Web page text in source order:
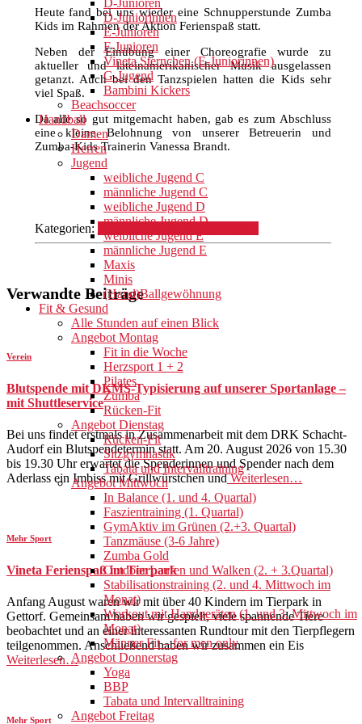
D-Junioren
D-Juniorinnen
E-Junioren
F-Junioren
Vineta Sternchen (E-Juniorinnen)
G-Jugend
Bambini Kickers
Beachsoccer
Handball
Damen
Herren
Jugend
weibliche Jugend C
männliche Jugend C
weibliche Jugend D
männliche Jugend D
weibliche Jugend E
männliche Jugend E
Maxis
Minis
(Hand)Ballgewöhnung
Fit & Gesund
Alle Stunden auf einen Blick
Angebot Montag
Fit in die Woche
Herzsport 1 + 2
Pilates
Zumba
Rücken-Fit
Angebot Dienstag
Rücken-Fit
Sitzgymnastik
Tabata und Intervalltraining
Angebot Mittwoch
In Balance (1. und 4. Quartal)
Faszientraining (1. Quartal)
GymAktiv im Grünen (2.+3. Quartal)
Tanzmäuse (3-6 Jahre)
Zumba Gold
Outdoor Laufen und Walken (2. + 3.Quartal)
Stabilisationstraining (2. und 4. Mittwoch im
Monat)
Workout mit Handgeräten (1. und 3. Mittwoch im
Monat)
Männer Fit – for men only
Angebot Donnerstag
Yoga
BBP
Tabata und Intervalltraining
Angebot Freitag
Heute fand bei uns wieder eine Schnupperstunde Zumba
Kids im Rahmen der Aktion Ferienspaß statt.
Neben der Einübung einer Choreografie wurde zu
aktueller und lateinamerikanischer Musik ausgelassen
getanzt. Auch bei den Tanzspielen hatten die Kids sehr
viel Spaß.
Da alle so gut mitgemacht haben, gab es zum Abschluss
eine kleine Belohnung von unserer Betreuerin und
Zumba-Kids Trainerin Vanessa Brandt.
Kategorien:
Verwandte Beiträge
Verein
Blutspende mit DKMS-Typisierung auf unserer Sportanlage –
mit Shuttleservice
Bei uns findet erstmals in Zusammenarbeit mit dem DRK Schacht-
Audorf ein Blutspendetermin statt. Am 20. August 2026 von 15.30
bis 19.30 Uhr erwartet die Spenderinnen und Spender nach dem
Aderlass ein Imbiss mit Grillwürstchen undWeiterlesen…
Mehr Sport
Vineta Ferienspaß im Tierpark
Anfang August waren wir mit über 40 Kindern im Tierpark in
Gettorf. Gemeinsam haben wir gespielt, viele spannende Tiere
beobachtet und an einer interessanten Rundtour mit den Tierpflegern
teilgenommen. Anschließend haben wir zusammen ein Eis
Weiterlesen…
Mehr Sport